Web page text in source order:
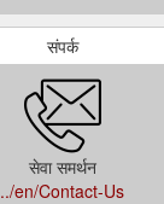
संपर्क
सेवा समर्थन
../en/Contact-Us